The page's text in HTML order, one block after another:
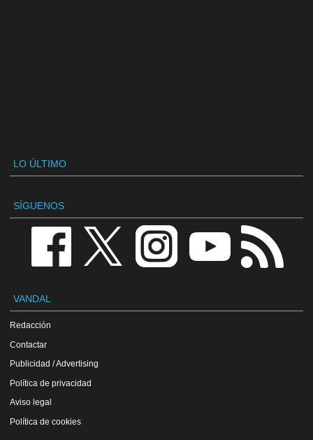
LO ÚLTIMO
SÍGUENOS
VANDAL
Redacción
Contactar
Publicidad / Advertising
Política de privacidad
Aviso legal
Política de cookies